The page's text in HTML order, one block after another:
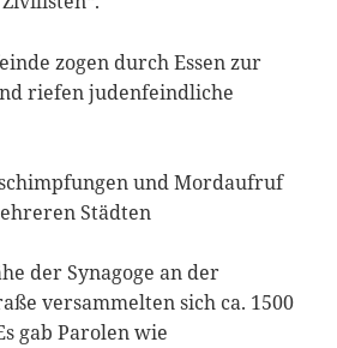
zogen durch Essen zur
riefen judenfeindliche
und Mordaufruf
Städten
der Synagoge an der
versammelten sich ca. 1500
gab Parolen wie